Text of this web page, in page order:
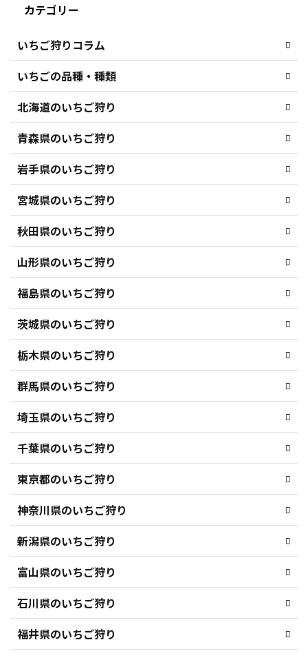
カテゴリー
いちご狩りコラム
いちごの品種・種類
北海道のいちご狩り
青森県のいちご狩り
岩手県のいちご狩り
宮城県のいちご狩り
秋田県のいちご狩り
山形県のいちご狩り
福島県のいちご狩り
茨城県のいちご狩り
栃木県のいちご狩り
群馬県のいちご狩り
埼玉県のいちご狩り
千葉県のいちご狩り
東京都のいちご狩り
神奈川県のいちご狩り
新潟県のいちご狩り
富山県のいちご狩り
石川県のいちご狩り
福井県のいちご狩り